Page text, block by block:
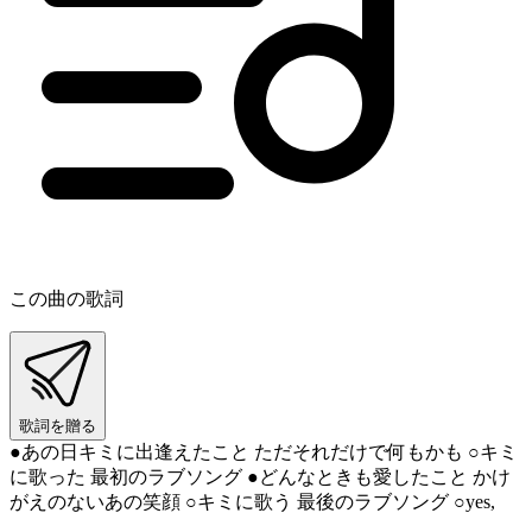
この曲の歌詞
歌詞を贈る
●あの日キミに出逢えたこと ただそれだけで何もかも ○キミ
に歌った 最初のラブソング ●どんなときも愛したこと かけ
がえのないあの笑顔 ○キミに歌う 最後のラブソング ○yes,